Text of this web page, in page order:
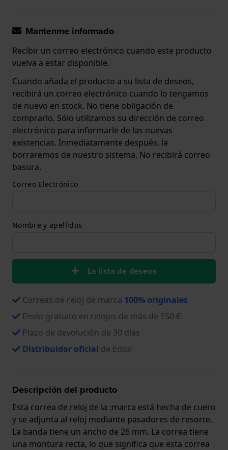
Mantenme informado
Recibir un correo electrónico cuando este producto
vuelva a estar disponible.
Cuando añada el producto a su lista de deseos,
recibirá un correo electrónico cuando lo tengamos
de nuevo en stock. No tiene obligación de
comprarlo. Sólo utilizamos su dirección de correo
electrónico para informarle de las nuevas
existencias. Inmediatamente después, la
borraremos de nuestro sistema. No recibirá correo
basura.
Correo Electrónico
Nombre y apellidos
La lista de deseos
Correas de reloj de marca 100% originales
Envío gratuito en relojes de más de 150 €
Plazo de devolución de 30 días
Distribuidor oficial de Edox
Descripción del producto
Esta correa de reloj de la :marca está hecha de cuero
y se adjunta al reloj mediante pasadores de resorte.
La banda tiene un ancho de 26 mm. La correa tiene
una montura recta, lo que significa que esta correa